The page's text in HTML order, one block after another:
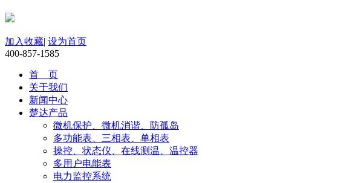
加入收藏| 设为首页
400-857-1585
首 页
关于我们
新闻中心
楚达产品
微机保护、微机消谐、防孤岛
多功能表、三相表、单相表
操控、状态仪、在线测温、温控器
多用户电能表
电力监控系统